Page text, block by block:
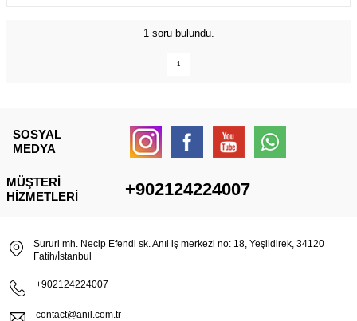
1 sorubulundu.
1
SOSYAL
MEDYA
MÜŞTERI
HIZMETLERI
+902124224007
Sururi mh. Necip Efendi sk. Anıl iş merkezi no: 18, Yeşildirek, 34120
Fatih/İstanbul
+902124224007
contact@anil.com.tr